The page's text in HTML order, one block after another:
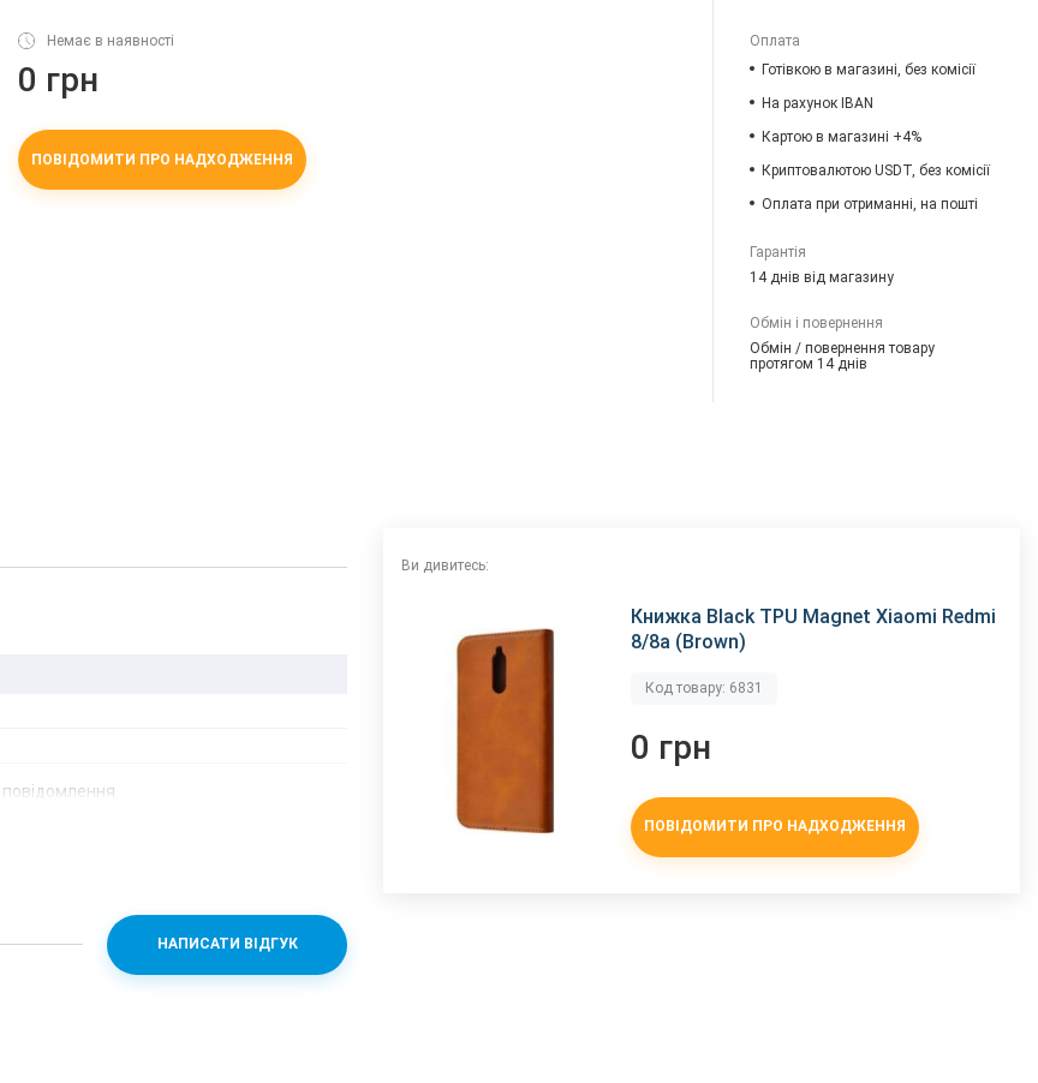
Немає в наявності
0 грн
ПОВІДОМИТИ ПРО НАДХОДЖЕННЯ
Оплата
Готівкою в магазині, без комісії
На рахунок IBAN
Картою в магазині +4%
Криптовалютою USDT, без комісії
Оплата при отриманні, на пошті
Гарантія
14 днів від магазину
Обмін і повернення
Обмін / повернення товару
протягом 14 днів
НАПИСАТИ ВІДГУК
Ви дивитесь:
Книжка Black TPU Magnet Xiaomi Redmi
8/8a (Brown)
Код товару: 6831
0 грн
ПОВІДОМИТИ ПРО НАДХОДЖЕННЯ